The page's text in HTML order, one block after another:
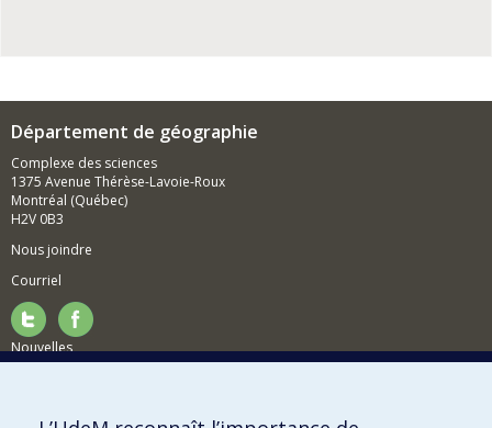
Département de géographie
Complexe des sciences
1375 Avenue Thérèse-Lavoie-Roux
Montréal (Québec)
H2V 0B3
Nous joindre
Courriel
Nouvelles
Comment soutenir le Département?